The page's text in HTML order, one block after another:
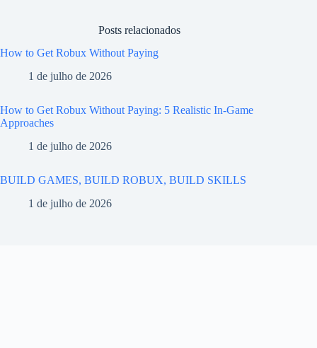
Posts relacionados
How to Get Robux Without Paying
1 de julho de 2026
How to Get Robux Without Paying: 5 Realistic In-Game
Approaches
1 de julho de 2026
BUILD GAMES, BUILD ROBUX, BUILD SKILLS
1 de julho de 2026